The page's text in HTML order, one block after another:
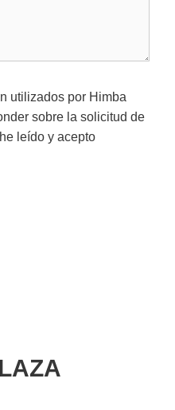
utilizados por Himba
sobre la solicitud de
leído y acepto